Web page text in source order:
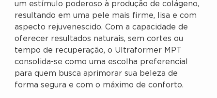
um estímulo poderoso à produção de colágeno,
resultando em uma pele mais firme, lisa e com
aspecto rejuvenescido. Com a capacidade de
oferecer resultados naturais, sem cortes ou
tempo de recuperação, o Ultraformer MPT
consolida-se como uma escolha preferencial
para quem busca aprimorar sua beleza de
forma segura e com o máximo de conforto.